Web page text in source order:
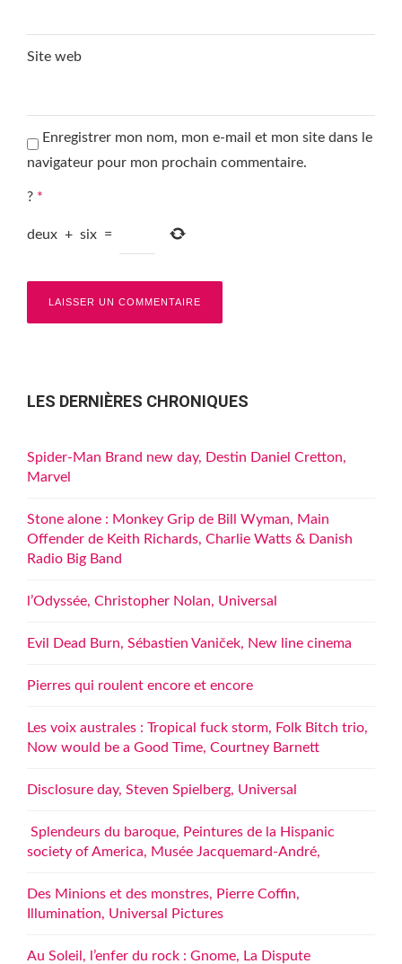
Site web
Enregistrer mon nom, mon e-mail et mon site dans le
navigateur pour mon prochain commentaire.
? *
deux + six =
LES DERNIÈRES CHRONIQUES
Spider-Man Brand new day, Destin Daniel Cretton,
Marvel
Stone alone : Monkey Grip de Bill Wyman, Main
Offender de Keith Richards, Charlie Watts & Danish
Radio Big Band
l’Odyssée, Christopher Nolan, Universal
Evil Dead Burn, Sébastien Vaniček, New line cinema
Pierres qui roulent encore et encore
Les voix australes : Tropical fuck storm, Folk Bitch trio,
Now would be a Good Time, Courtney Barnett
Disclosure day, Steven Spielberg, Universal
Splendeurs du baroque, Peintures de la Hispanic
society of America, Musée Jacquemard-André,
Des Minions et des monstres, Pierre Coffin,
Illumination, Universal Pictures
Au Soleil, l’enfer du rock : Gnome, La Dispute